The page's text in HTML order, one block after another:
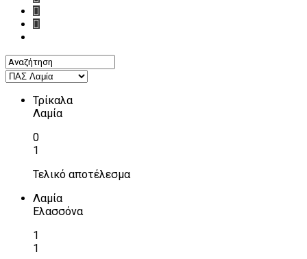
Τρίκαλα
Λαμία
0
1
Τελικό αποτέλεσμα
Λαμία
Ελασσόνα
1
1